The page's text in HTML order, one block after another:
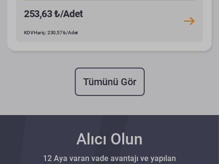
253,63 ₺/Adet
KDV Hariç: 230,57 ₺/Adet
Tümünü Gör
Alıcı Olun
12 Aya varan vade avantajı ve yapılan